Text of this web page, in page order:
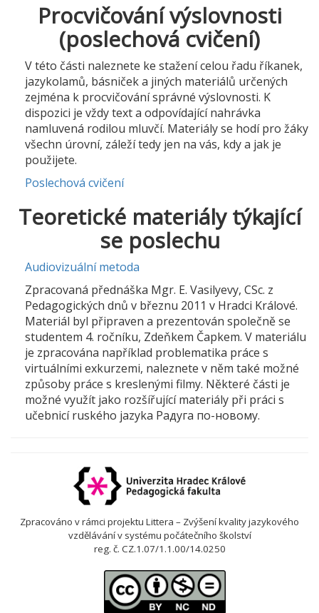
Procvičování výslovnosti
(poslechová cvičení)
V této části naleznete ke stažení celou řadu říkanek,
jazykolamů, básniček a jiných materiálů určených
zejména k procvičování správné výslovnosti. K
dispozici je vždy text a odpovídající nahrávka
namluvená rodilou mluvčí. Materiály se hodí pro žáky
všechn úrovní, záleží tedy jen na vás, kdy a jak je
použijete.
Poslechová cvičení
Teoretické materiály týkající
se poslechu
Audiovizuální metoda
Zpracovaná přednáška Mgr. E. Vasilyevy, CSc. z
Pedagogických dnů v březnu 2011 v Hradci Králové.
Materiál byl připraven a prezentován společně se
studentem 4. ročníku, Zdeňkem Čapkem. V materiálu
je zpracována například problematika práce s
virtuálními exkurzemi, naleznete v něm také možné
způsoby práce s kreslenými filmy. Některé části je
možné využít jako rozšířující materiály při práci s
učebnicí ruského jazyka Радуга по-новому.
Zpracováno v rámci projektu Littera – Zvýšení kvality jazykového
vzdělávání v systému počátečního školství
reg. č. CZ.1.07/1.1.00/14.0250